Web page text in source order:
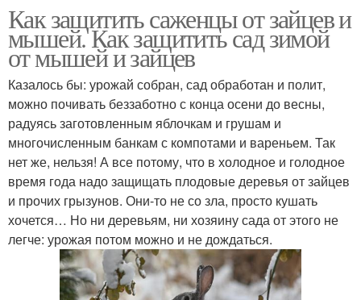
Как защитить саженцы от зайцев и
мышей. Как защитить сад зимой
от мышей и зайцев
Казалось бы: урожай собран, сад обработан и полит,
можно почивать беззаботно с конца осени до весны,
радуясь заготовленным яблочкам и грушам и
многочисленным банкам с компотами и вареньем. Так
нет же, нельзя! А все потому, что в холодное и голодное
время года надо защищать плодовые деревья от зайцев
и прочих грызунов. Они-то не со зла, просто кушать
хочется… Но ни деревьям, ни хозяину сада от этого не
легче: урожая потом можно и не дождаться.